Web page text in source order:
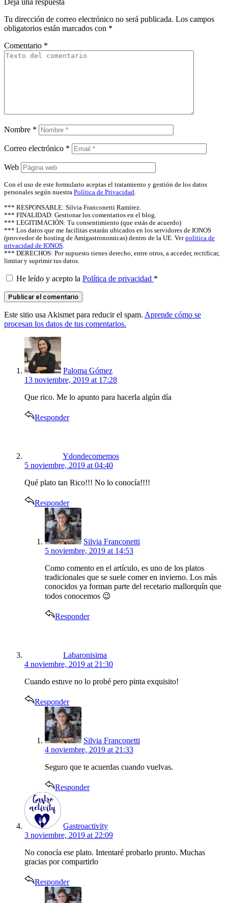
Deja una respuesta
Tu dirección de correo electrónico no será publicada. Los campos
obligatorios están marcados con *
Comentario *
Nombre *
Correo electrónico *
Web
Con el uso de este formulario aceptas el tratamiento y gestión de los datos
personales según nuestra Política de Privacidad.
*** RESPONSABLE: Silvia Franconetti Ramírez.
*** FINALIDAD: Gestionar los comentarios en el blog.
*** LEGITIMACIÓN: Tu consentimiento (que estás de acuerdo)
*** Los datos que me facilitas estarán ubicados en los servidores de IONOS
(proveedor de hosting de Amigastronomicas) dentro de la UE. Verpolítica de
privacidad de IONOS.
*** DERECHOS: Por supuesto tienes derecho, entre otros, a acceder, rectificar,
limitar y suprimir tus datos.
He leído y acepto la Política de privacidad *
Este sitio usa Akismet para reducir el spam. Aprende cómo se
procesan los datos de tus comentarios.
says:
Paloma Gómez
13 noviembre, 2019 at 17:28
Que rico. Me lo apunto para hacerla algún día
Responder
Ydondecomemos
5 noviembre, 2019 at 04:40
Qué plato tan Rico!!! No lo conocía!!!!
Responder
says:
Silvia Franconetti
5 noviembre, 2019 at 14:53
Como comento en el artículo, es uno de los platos
tradicionales que se suele comer en invierno. Los más
conocidos ya forman parte del recetario mallorquín que
todos conocemos 😉
Responder
Labaronisima
4 noviembre, 2019 at 21:30
Cuando estuve no lo probé pero pinta exquisito!
Responder
says:
Silvia Franconetti
4 noviembre, 2019 at 21:33
Seguro que te acuerdas cuando vuelvas.
Responder
Gastroactivity
3 noviembre, 2019 at 22:09
No conocía ese plato. Intentaré probarlo pronto. Muchas
gracias por compartirlo
Responder
says: